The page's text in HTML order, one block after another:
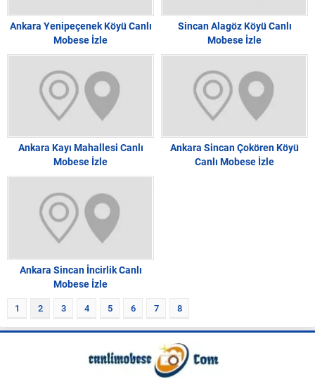
Ankara Yenipeçenek Köyü Canlı
Mobese İzle
Sincan Alagöz Köyü Canlı
Mobese İzle
Ankara Kayı Mahallesi Canlı
Mobese İzle
Ankara Sincan Çokören Köyü
Canlı Mobese İzle
Ankara Sincan İncirlik Canlı
Mobese İzle
1 2 3 4 5 6 7 8